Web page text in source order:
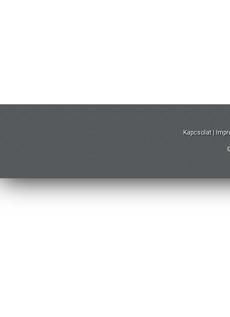
Kapcsolat |